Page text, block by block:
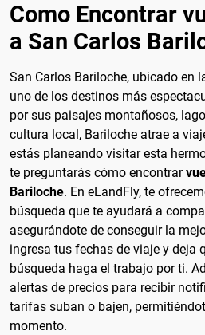
Como Encontrar
a San Carlos
San Carlos Bariloche, ubicado en
uno de los destinos más
por sus paisajes montañosos,
cultura local, Bariloche atrae a
estás planeando visitar esta
te preguntarás cómo encontrar
Bariloche. En eLandFly, te
búsqueda que te ayudará a
asegurándote de conseguir la
ingresa tus fechas de viaje y deja
búsqueda haga el trabajo por ti.
alertas de precios para recibir
tarifas suban o bajen,
momento.